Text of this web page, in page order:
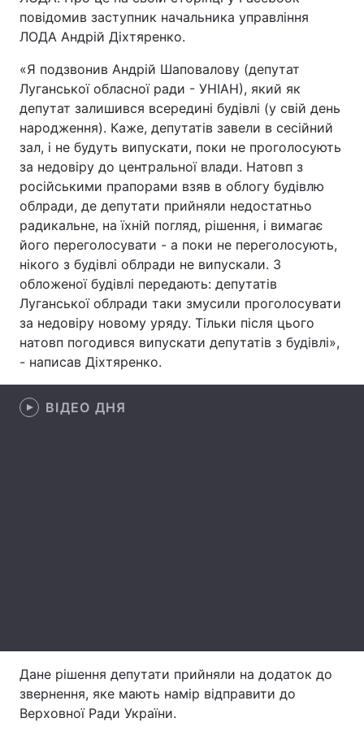
Україна Політика
Економіка
Спорт Наука
Техно і зв'язок Лайт
Зброя Інциденти
Здоров'я Туризм
Цікавинки Погода
Екологія Регіони
Лонгріди
Відео з Youtube Статті
Архів
Тема оформлення
повідомив заступник начальника управління
ЛОДА Андрій Діхтяренко.
«Я подзвонив Андрій Шаповалову (депутат
Луганської обласної ради - УНІАН), який як
депутат залишився всередині будівлі (у свій день
народження). Каже, депутатів завели в сесійний
зал, і не будуть випускати, поки не проголосують
за недовіру до центральної влади. Натовп з
російськими прапорами взяв в облогу будівлю
облради, де депутати прийняли недостатньо
радикальне, на їхній погляд, рішення, і вимагає
його переголосувати - а поки не переголосують,
нікого з будівлі облради не випускали. З
обложеної будівлі передають: депутатів
Луганської облради таки змусили проголосувати
за недовіру новому уряду. Тільки після цього
натовп погодився випускати депутатів з будівлі»,
- написав Діхтяренко.
ВІДЕО ДНЯ
Дане рішення депутати прийняли на додаток до
звернення, яке мають намір відправити до
Верховної Ради України.